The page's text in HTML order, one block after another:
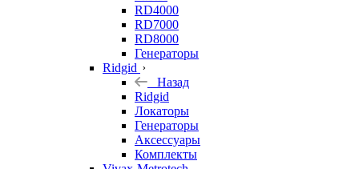
RD4000
RD7000
RD8000
Генераторы
Ridgid
Назад
Ridgid
Локаторы
Генераторы
Аксессуары
Комплекты